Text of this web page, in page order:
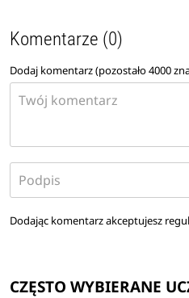
Komentarze (0)
Dodaj komentarz (pozostało4000
Dodając komentarz akceptujesz
CZĘSTO WYBIERANE